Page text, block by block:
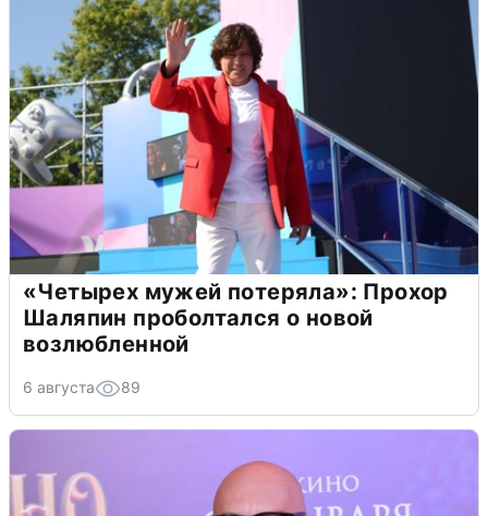
«Четырех мужей потеряла»: Прохор
Шаляпин проболтался о новой
возлюбленной
6 августа 89